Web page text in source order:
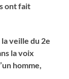
ont fait
veille du 2e
la voix
homme,